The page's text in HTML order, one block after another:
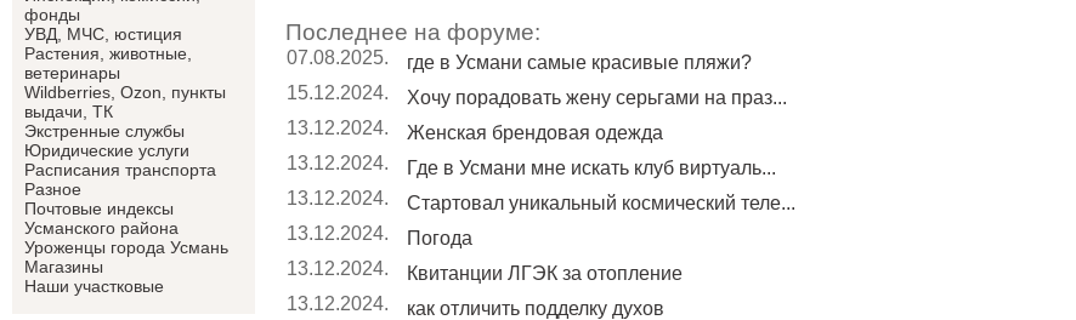
фонды
УВД, МЧС, юстиция
Растения, животные,
ветеринары
Wildberries, Ozon, пункты
выдачи, ТК
Экстренные службы
Юридические услуги
Расписания транспорта
Разное
Почтовые индексы
Усманского района
Уроженцы города Усмань
Магазины
Наши участковые
Последнее на форуме:
07.08.2025.
где в Усмани самые красивые пляжи?
15.12.2024.
Хочу порадовать жену серьгами на праз...
13.12.2024.
Женская брендовая одежда
13.12.2024.
Где в Усмани мне искать клуб виртуаль...
13.12.2024.
Стартовал уникальный космический теле...
13.12.2024.
Погода
13.12.2024.
Квитанции ЛГЭК за отопление
13.12.2024.
как отличить подделку духов